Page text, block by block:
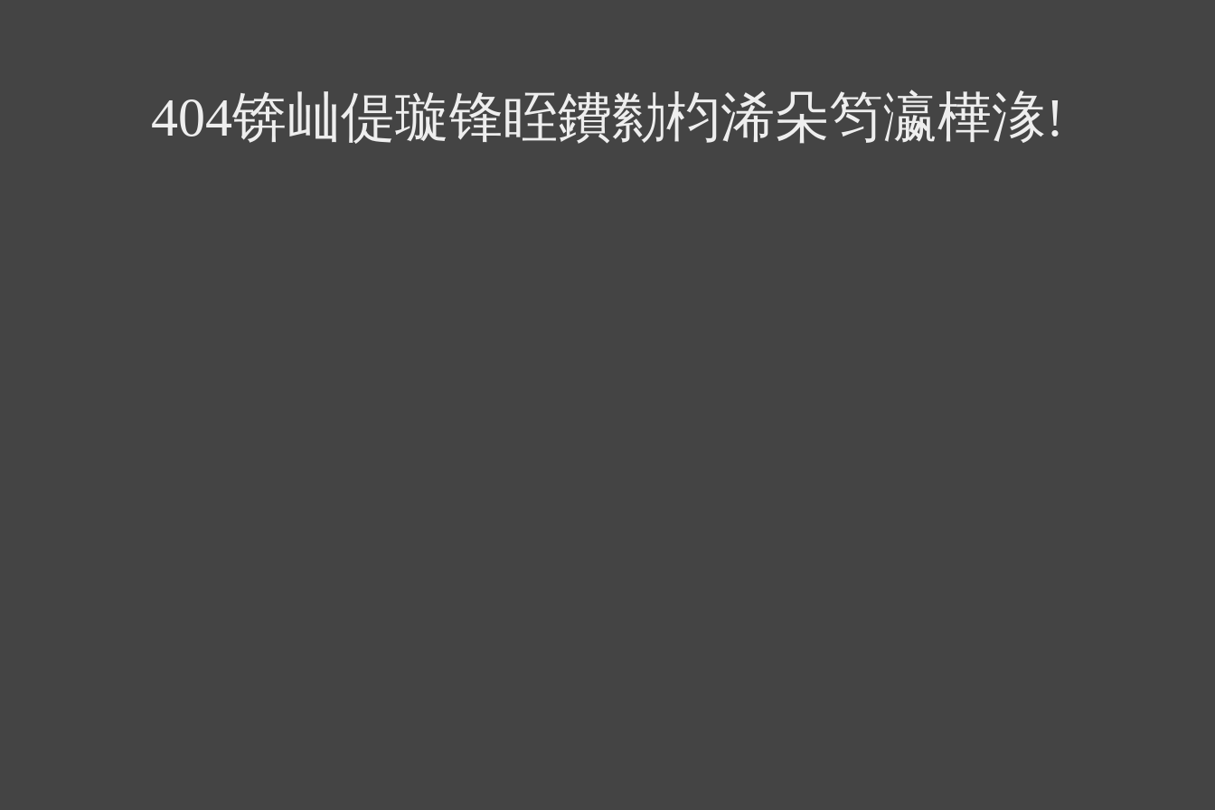
404锛屾偍璇锋眰鐨勬枃浠朵笉瀛樺湪!